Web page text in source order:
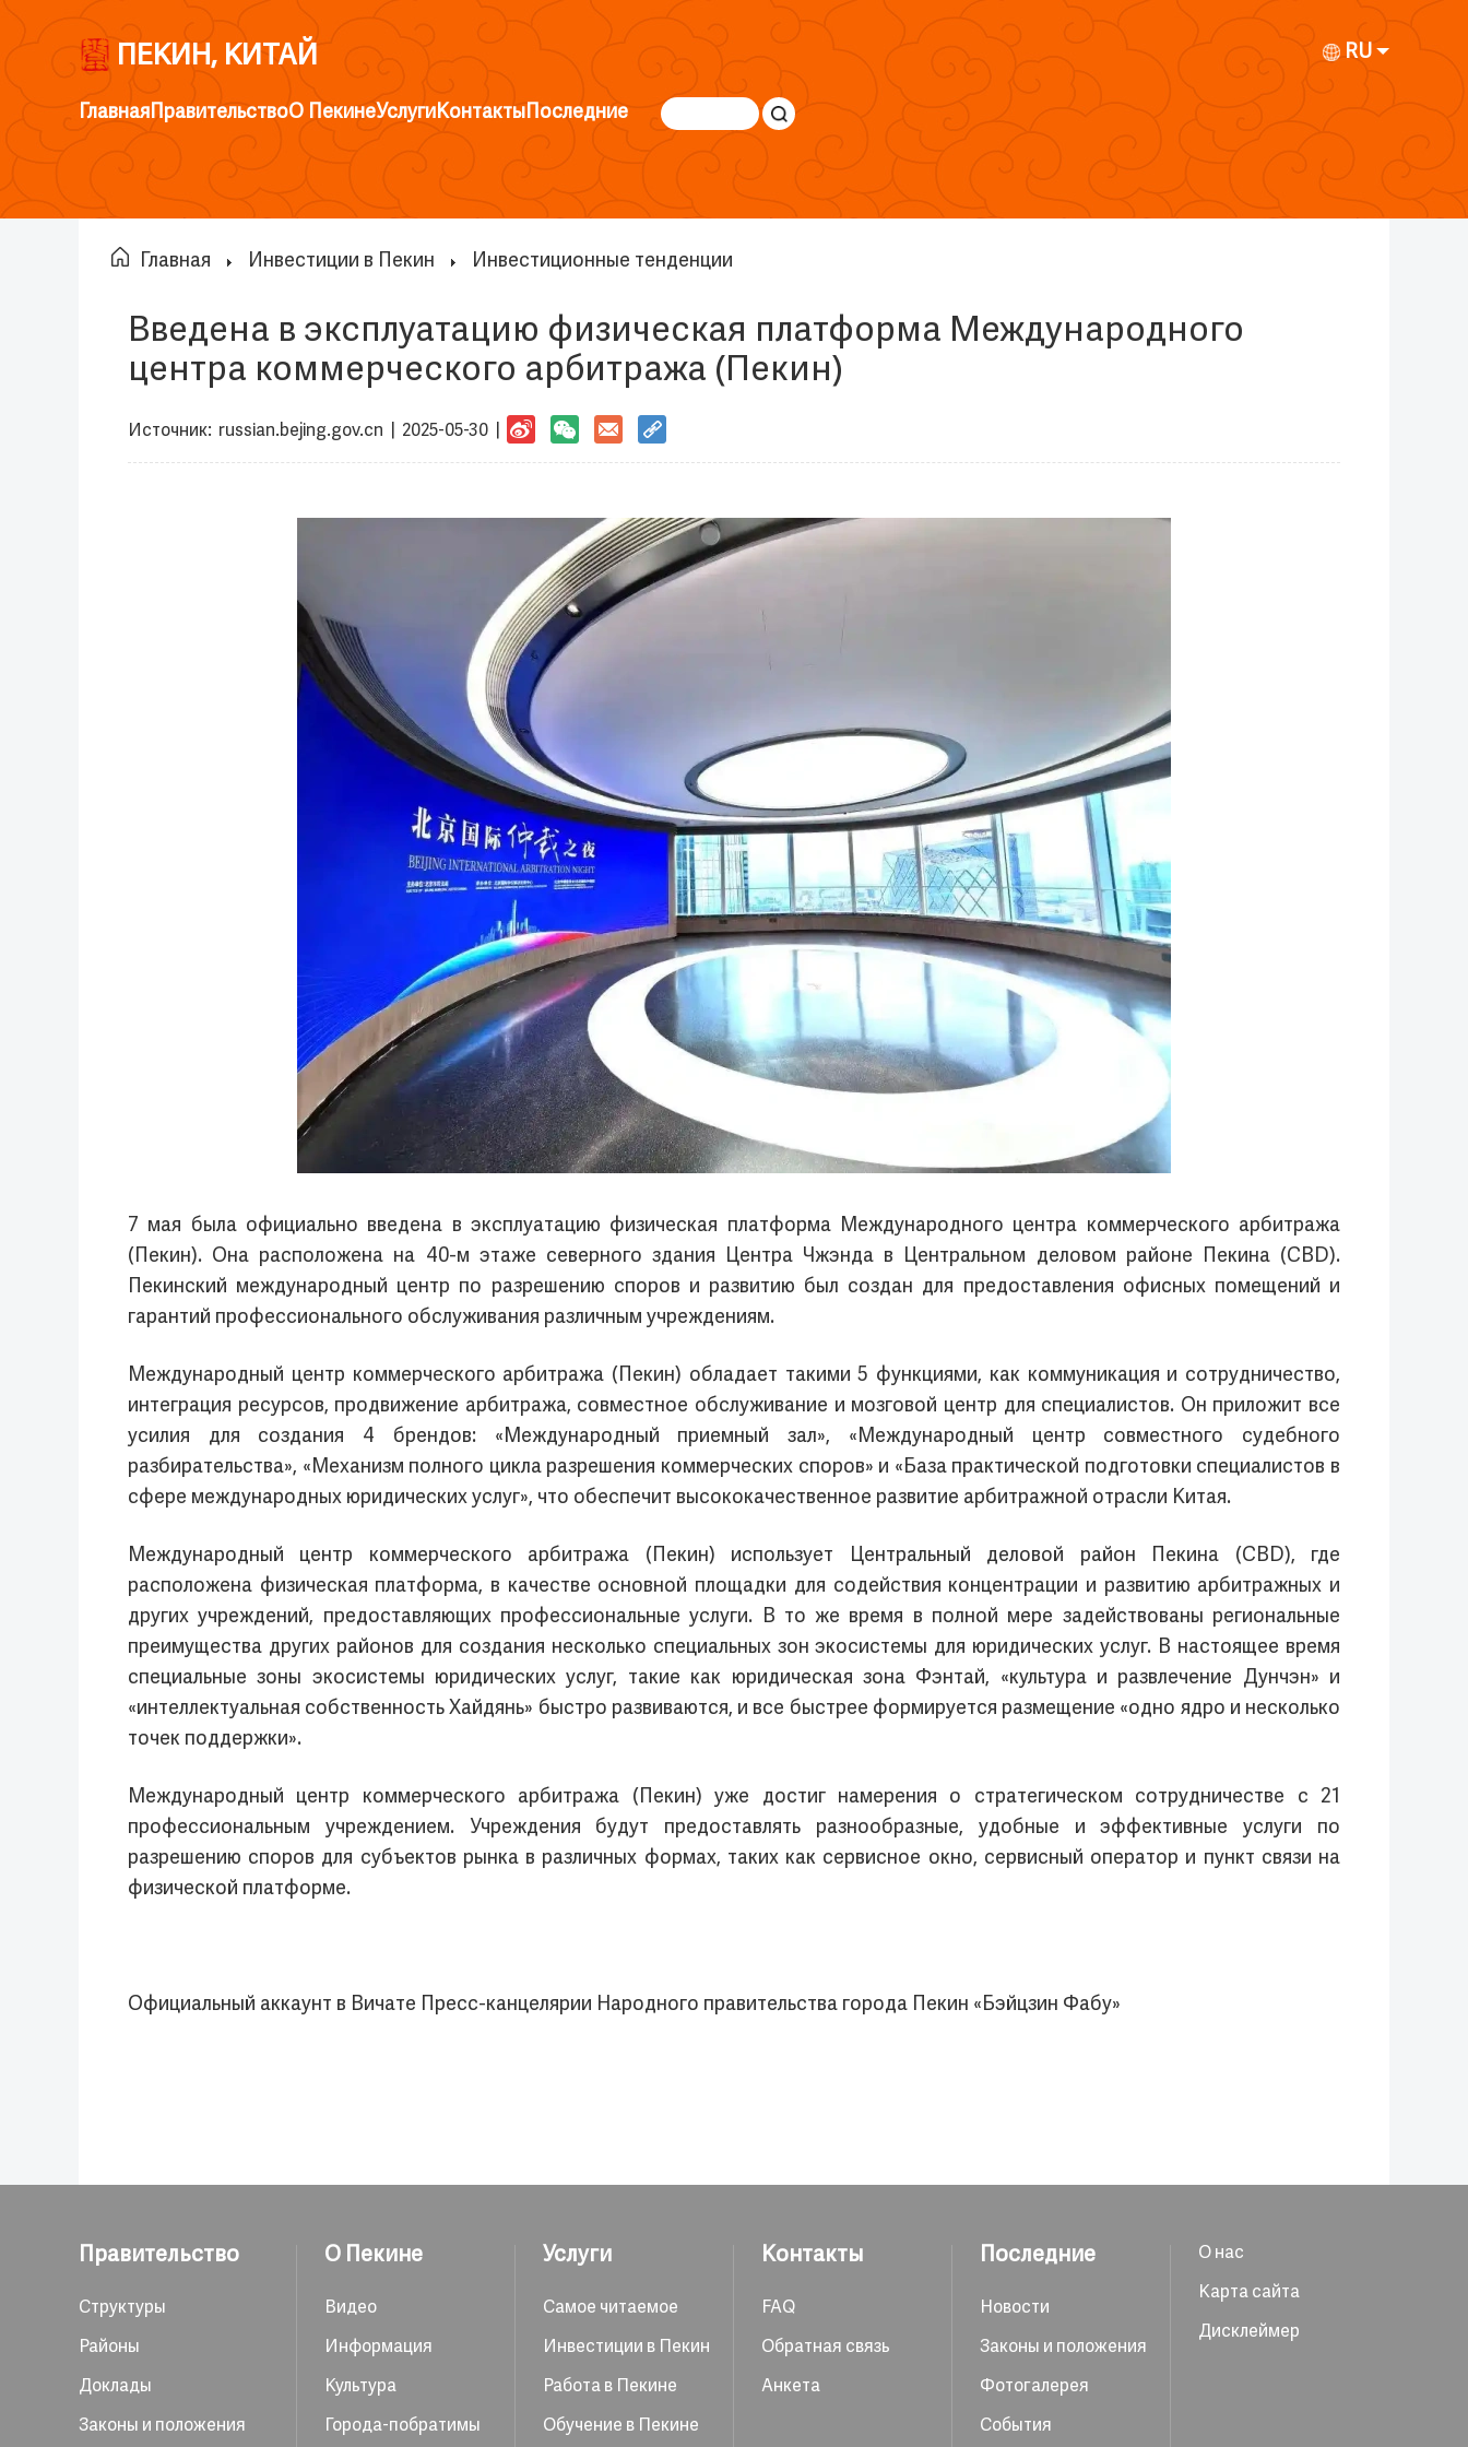
ПЕКИН, КИТАЙ RU
ГлавнаяПравительствоО ПекинеУслугиКонтактыПоследние
Главная Инвестиции в Пекин Инвестиционные тенденции
Введена в эксплуатацию физическая платформа Международного
центра коммерческого арбитража (Пекин)
Источник: russian.bejing.gov.cn 2025-05-30 |
7 мая была официально введена в эксплуатацию физическая платформа Международного центра коммерческого арбитража
(Пекин). Она расположена на 40-м этаже северного здания Центра Чжэнда в Центральном деловом районе Пекина (CBD).
Пекинский международный центр по разрешению споров и развитию был создан для предоставления офисных помещений и
гарантий профессионального обслуживания различным учреждениям.
Международный центр коммерческого арбитража (Пекин) обладает такими 5 функциями, как коммуникация и сотрудничество,
интеграция ресурсов, продвижение арбитража, совместное обслуживание и мозговой центр для специалистов. Он приложит все
усилия для создания 4 брендов: «Международный приемный зал», «Международный центр совместного судебного
разбирательства», «Механизм полного цикла разрешения коммерческих споров» и «База практической подготовки специалистов в
сфере международных юридических услуг», что обеспечит высококачественное развитие арбитражной отрасли Китая.
Международный центр коммерческого арбитража (Пекин) использует Центральный деловой район Пекина (CBD), где
расположена физическая платформа, в качестве основной площадки для содействия концентрации и развитию арбитражных и
других учреждений, предоставляющих профессиональные услуги. В то же время в полной мере задействованы региональные
преимущества других районов для создания несколько специальных зон экосистемы для юридических услуг. В настоящее время
специальные зоны экосистемы юридических услуг, такие как юридическая зона Фэнтай, «культура и развлечение Дунчэн» и
«интеллектуальная собственность Хайдянь» быстро развиваются, и все быстрее формируется размещение «одно ядро и несколько
точек поддержки».
Международный центр коммерческого арбитража (Пекин) уже достиг намерения о стратегическом сотрудничестве с 21
профессиональным учреждением. Учреждения будут предоставлять разнообразные, удобные и эффективные услуги по
разрешению споров для субъектов рынка в различных формах, таких как сервисное окно, сервисный оператор и пункт связи на
физической платформе.
Официальный аккаунт в Вичате Пресс-канцелярии Народного правительства города Пекин «Бэйцзин Фабу»
Правительство
Структуры
Районы
Доклады
Законы и положения
О Пекине
Видео
Информация
Культура
Города-побратимы
Услуги
Самое читаемое
Инвестиции в Пекин
Работа в Пекине
Обучение в Пекине
Контакты
FAQ
Обратная связь
Анкета
Последние
Новости
Законы и положения
Фотогалерея
События
О нас
Карта сайта
Дисклеймер